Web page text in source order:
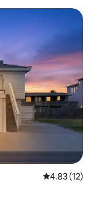
Calificación
4.83 (12)